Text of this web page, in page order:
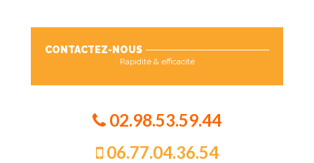
CONTACTEZ-NOUS
Rapidité & efficacité
02.98.53.59.44
06.77.04.36.54